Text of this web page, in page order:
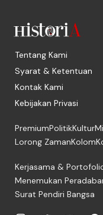
Tentang Kami
Syarat & Ketentuan
Kontak Kami
Kebijakan Privasi
PremiumPolitikKultur
Lorong ZamanKolom
Kerjasama &
Menemukan
Surat Pendiri Bangsa